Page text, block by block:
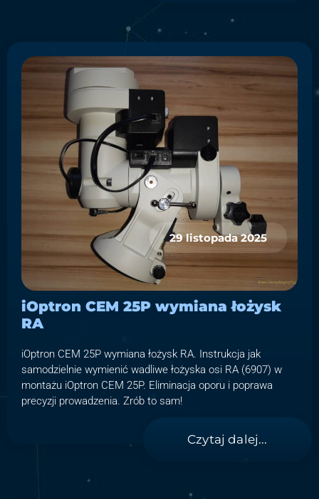
iOptron CEM 25P wymiana łożysk
RA
29 listopada 2025
iOptron CEM 25P wymiana łożysk RA. Instrukcja jak
samodzielnie wymienić wadliwe łożyska osi RA (6907) w
montażu iOptron CEM 25P. Eliminacja oporu i poprawa
precyzji prowadzenia. Zrób to sam!
Czytaj dalej...